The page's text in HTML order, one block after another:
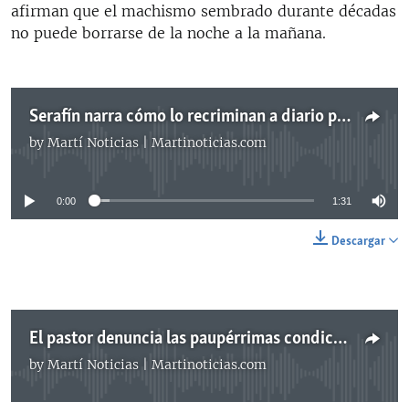
afirman que el machismo sembrado durante décadas
no puede borrarse de la noche a la mañana.
Serafín narra cómo lo recriminan a diario por ser portador del VIH
by Martí Noticias | Martinoticias.com
No media source currently available
0:00 1:31
Descargar
El pastor denuncia las paupérrimas condiciones de vida de esa pareja
by Martí Noticias | Martinoticias.com
No media source currently available